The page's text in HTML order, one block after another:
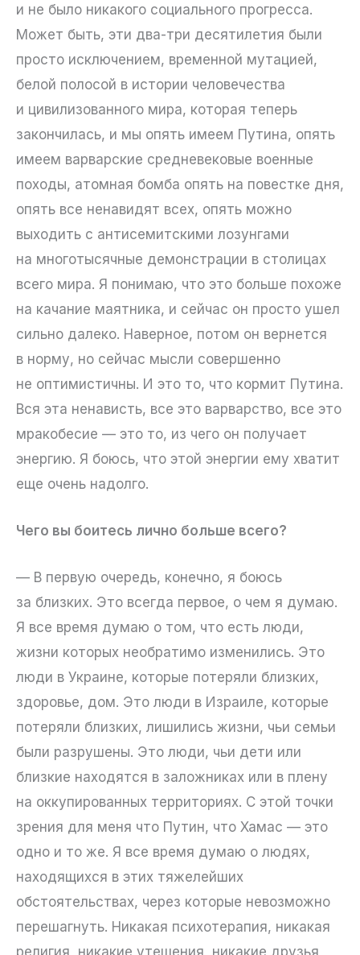
и не было никакого социального прогресса.
Может быть, эти два-три десятилетия были
просто исключением, временной мутацией,
белой полосой в истории человечества
и цивилизованного мира, которая теперь
закончилась, и мы опять имеем Путина, опять
имеем варварские средневековые военные
походы, атомная бомба опять на повестке дня,
опять все ненавидят всех, опять можно
выходить с антисемитскими лозунгами
на многотысячные демонстрации в столицах
всего мира. Я понимаю, что это больше похоже
на качание маятника, и сейчас он просто ушел
сильно далеко. Наверное, потом он вернется
в норму, но сейчас мысли совершенно
не оптимистичны. И это то, что кормит Путина.
Вся эта ненависть, все это варварство, все это
мракобесие — это то, из чего он получает
энергию. Я боюсь, что этой энергии ему хватит
еще очень надолго.
Чего вы боитесь лично больше всего?
— В первую очередь, конечно, я боюсь
за близких. Это всегда первое, о чем я думаю.
Я все время думаю о том, что есть люди,
жизни которых необратимо изменились. Это
люди в Украине, которые потеряли близких,
здоровье, дом. Это люди в Израиле, которые
потеряли близких, лишились жизни, чьи семьи
были разрушены. Это люди, чьи дети или
близкие находятся в заложниках или в плену
на оккупированных территориях. С этой точки
зрения для меня что Путин, что Хамас — это
одно и то же. Я все время думаю о людях,
находящихся в этих тяжелейших
обстоятельствах, через которые невозможно
перешагнуть. Никакая психотерапия, никакая